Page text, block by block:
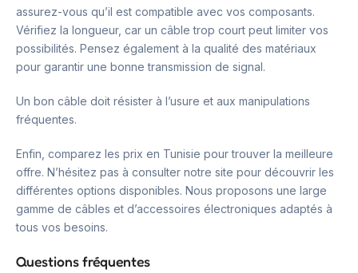
assurez-vous qu’il est compatible avec vos composants.
Vérifiez la longueur, car un câble trop court peut limiter vos
possibilités. Pensez également à la qualité des matériaux
pour garantir une bonne transmission de signal.
Un bon câble doit résister à l’usure et aux manipulations
fréquentes.
Enfin, comparez les prix en Tunisie pour trouver la meilleure
offre. N’hésitez pas à consulter notre site pour découvrir les
différentes options disponibles. Nous proposons une large
gamme de câbles et d’accessoires électroniques adaptés à
tous vos besoins.
Questions fréquentes